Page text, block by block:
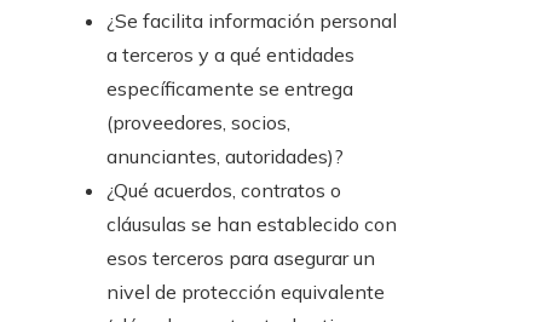
¿Se facilita información personal
a terceros y a qué entidades
específicamente se entrega
(proveedores, socios,
anunciantes, autoridades)?
¿Qué acuerdos, contratos o
cláusulas se han establecido con
esos terceros para asegurar un
nivel de protección equivalente